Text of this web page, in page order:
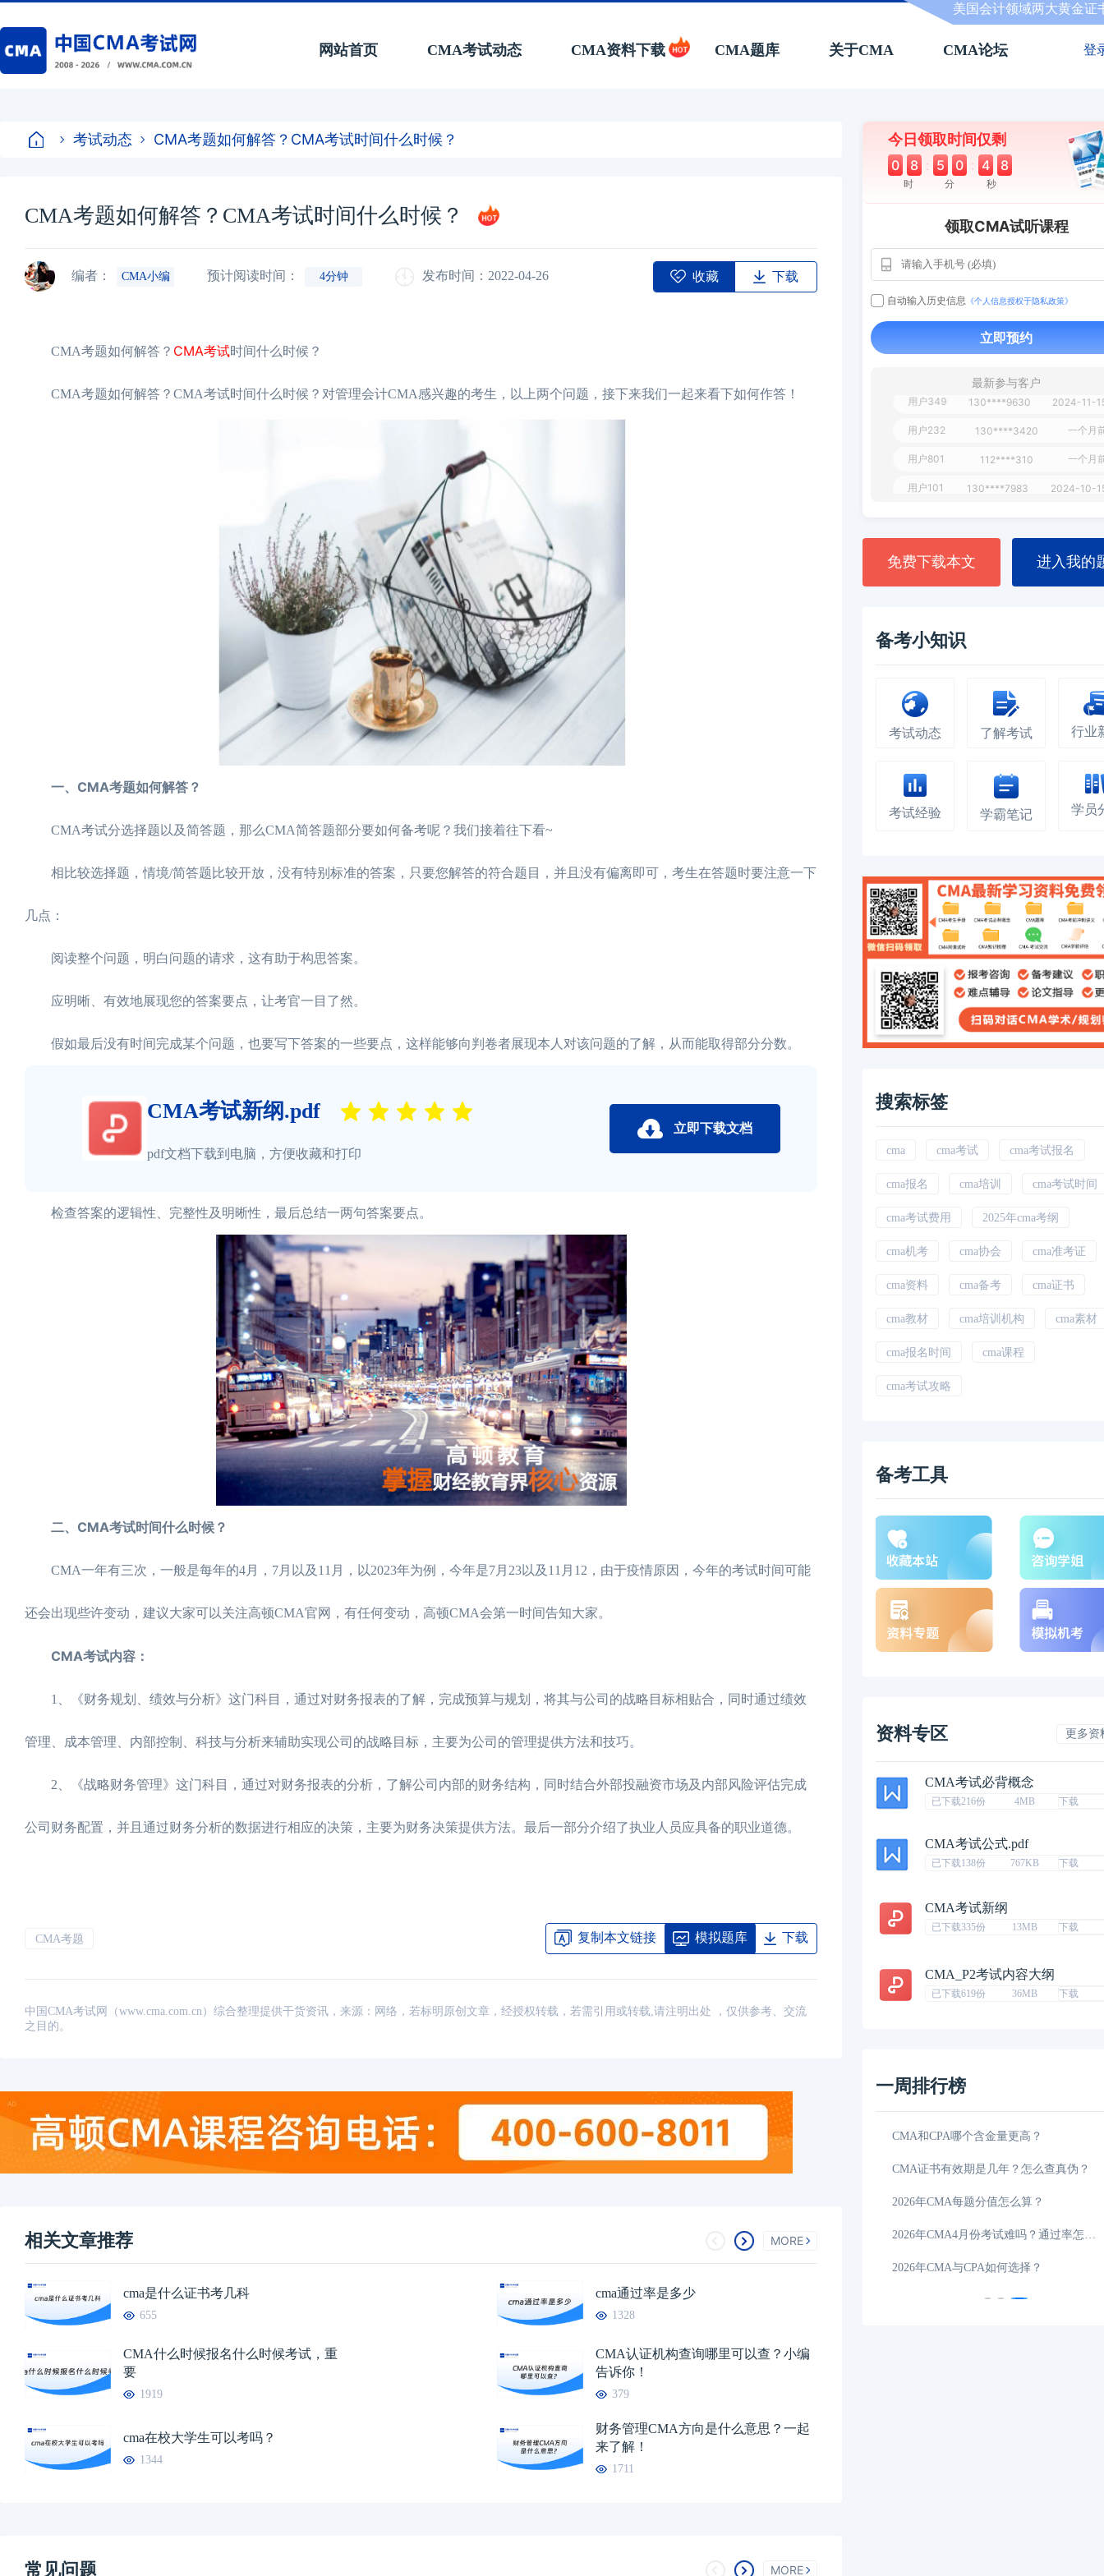
美国会计领域两大黄金证
网站首页 CMA考试动态 CMA资料下载 CMA题库 关于CMA CMA论坛 登
考试动态 CMA考题如何解答？CMA考试时间什么时候？
CMA考题如何解答？CMA考试时间什么时候？
编者： CMA小编 预计阅读时间： 4分钟 发布时间：2022-04-26 收藏 下载
CMA考题如何解答？ CMA考试时间什么时候？
CMA考题如何解答？CMA考试时间什么时候？对管理会计CMA感兴趣的考生，以上两个问题，接下来我们一起来看下如何作答！
一、CMA考题如何解答？
CMA考试分选择题以及简答题，那么CMA简答题部分要如何备考呢？我们接着往下看~
相比较选择题，情境/简答题比较开放，没有特别标准的答案，只要您解答的符合题目，并且没有偏离即可，考生在答题时要注意一下
几点：
阅读整个问题，明白问题的请求，这有助于构思答案。
应明晰、有效地展现您的答案要点，让考官一目了然。
假如最后没有时间完成某个问题，也要写下答案的一些要点，这样能够向判卷者展现本人对该问题的了解，从而能取得部分分数。
CMA考试新纲.pdf
pdf文档下载到电脑，方便收藏和打印
立即下载文档
检查答案的逻辑性、完整性及明晰性，最后总结一两句答案要点。
二、CMA考试时间什么时候？
CMA一年有三次，一般是每年的4月，7月以及11月，以2023年为例，今年是7月23以及11月12，由于疫情原因，今年的考试时间可能
还会出现些许变动，建议大家可以关注高顿CMA官网，有任何变动，高顿CMA会第一时间告知大家。
CMA考试内容：
1、《财务规划、绩效与分析》这门科目，通过对财务报表的了解，完成预算与规划，将其与公司的战略目标相贴合，同时通过绩效
管理、成本管理、内部控制、科技与分析来辅助实现公司的战略目标，主要为公司的管理提供方法和技巧。
2、《战略财务管理》这门科目，通过对财务报表的分析，了解公司内部的财务结构，同时结合外部投融资市场及内部风险评估完成
公司财务配置，并且通过财务分析的数据进行相应的决策，主要为财务决策提供方法。最后一部分介绍了执业人员应具备的职业道德。
CMA考题 复制本文链接 模拟题库 下载
中国CMA考试网（www.cma.com.cn）综合整理提供干货资讯，来源：网络，若标明原创文章，经授权转载，若需引用或转载,请注明出处 ，仅供参考、交流
之目的。
相关文章推荐 MORE
cma是什么证书考几科
655
cma通过率是多少
1328
CMA什么时候报名什么时候考试，重
要
1919
CMA认证机构查询哪里可以查？小编
告诉你！
379
cma在校大学生可以考吗？
1344
财务管理CMA方向是什么意思？一起
来了解！
1711
常见问题 MORE
今日领取时间仅剩
0 8 : 5 0 : 4 7
时 分 秒
领取CMA试听课程
自动输入历史信息 《个人信息授权于隐私政策》
立即预约
最新参与客户
用户163 112****290
130****8017
130****9630
130****6344 2024-09-
用户279 130****8868 2024-08-
免费下载本文 进入我的
备考小知识
考试动态 了解考试 行业
考试经验 学霸笔记 学员
搜索标签
cma cma考试 cma考试报名
cma报名 cma培训 cma考试时间
cma考试费用 2025年cma考纲
cma机考 cma协会 cma准考证
cma资料 cma备考 cma证书
cma教材 cma培训机构 cma素材
cma报名时间 cma课程
cma考试攻略
备考工具
资料专区 更多资
CMA考试必背概念
已下载216份 4MB 下载
CMA考试公式.pdf
已下载138份 767KB 下载
CMA考试新纲
已下载335份 13MB 下载
CMA_P2考试内容大纲
已下载619份 36MB 下载
一周排行榜
cma考试科目及费用大汇总 考生一 04-07
cma官网登录入口：https://www.imach
2026管理会计师报考条件和时间全指南
CMA和CPA哪个含金量更高？
CMA证书有效期是几年？怎么查真伪？
2026年CMA每题分值怎么算？
2026年CMA4月份考试难吗？通过率怎么样？
2026年CMA与CPA如何选择？